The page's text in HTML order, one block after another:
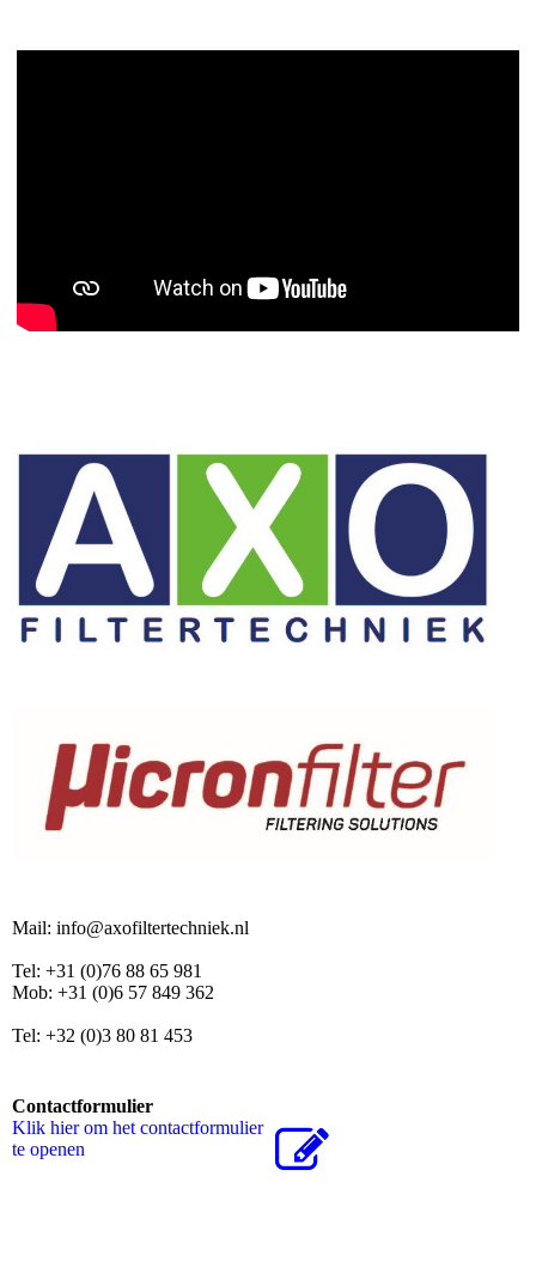
Mail: info@axofiltertechniek.nl
Tel: +31 (0)76 88 65 981
Mob: +31 (0)6 57 849 362
Tel: +32 (0)3 80 81 453
Contactformulier
Klik hier om het contactformulier
te openen